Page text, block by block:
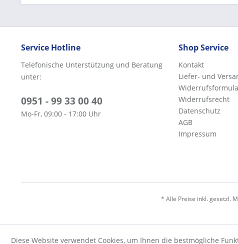
Service Hotline
Telefonische Unterstützung und Beratung
unter:
0951 - 99 33 00 40
Mo-Fr, 09:00 - 17:00 Uhr
Shop Service
Kontakt
Liefer- und
Widerrufsrecht
Datenschutz
AGB
Impressum
* Alle Preise inkl. gesetzl.
Diese Website verwendet Cookies, um Ihnen die bestmögliche